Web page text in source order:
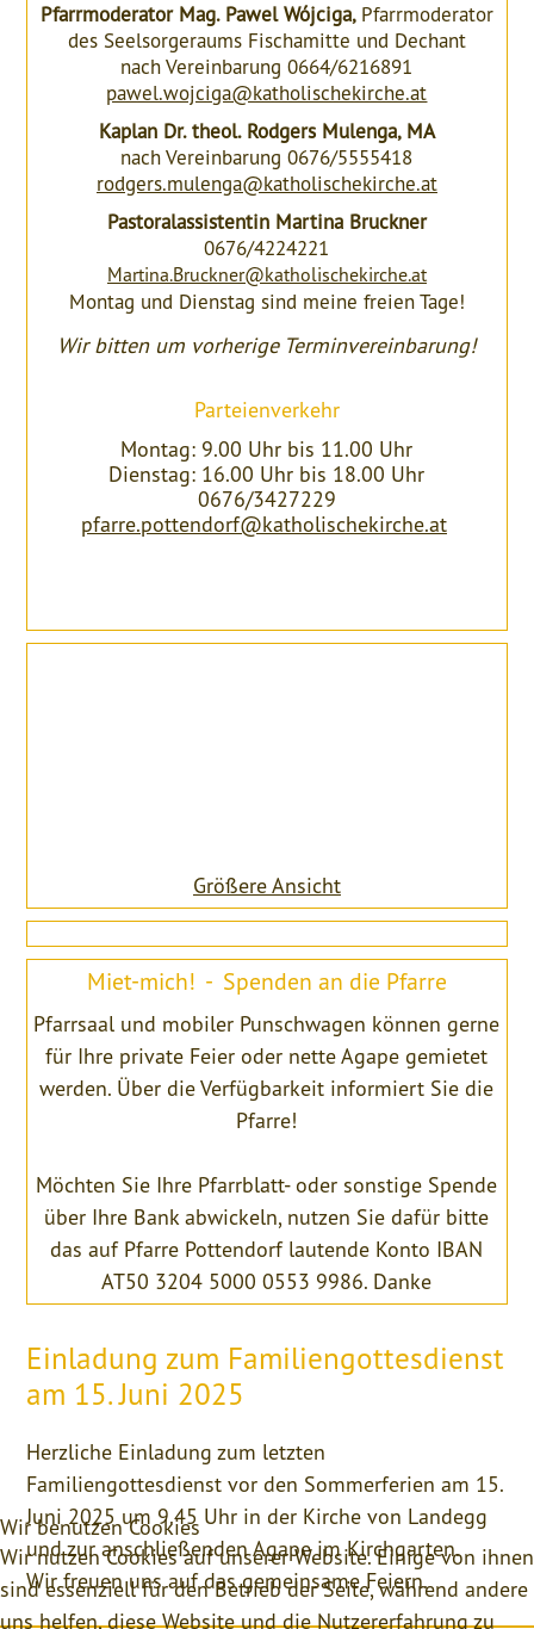
Pfarrmoderator Mag. Pawel Wójciga, Pfarrmoderator
des Seelsorgeraums Fischamitte und Dechant
nach Vereinbarung 0664/6216891
pawel.wojciga@katholischekirche.at
Kaplan Dr. theol. Rodgers Mulenga, MA
nach Vereinbarung 0676/5555418
rodgers.mulenga@katholischekirche.at
Pastoralassistentin Martina Bruckner
0676/4224221
Martina.Bruckner@katholischekirche.at
Montag und Dienstag sind meine freien Tage!
Wir bitten um vorherige Terminvereinbarung!
Parteienverkehr
Montag: 9.00 Uhr bis 11.00 Uhr
Dienstag: 16.00 Uhr bis 18.00 Uhr
0676/3427229
pfarre.pottendorf@katholischekirche.at
Größere Ansicht
Miet-mich! - Spenden an die Pfarre
Pfarrsaal und mobiler Punschwagen können gerne
für Ihre private Feier oder nette Agape gemietet
werden. Über die Verfügbarkeit informiert Sie die
Pfarre!
Möchten Sie Ihre Pfarrblatt- oder sonstige Spende
über Ihre Bank abwickeln, nutzen Sie dafür bitte
das auf Pfarre Pottendorf lautende Konto IBAN
AT50 3204 5000 0553 9986. Danke
Einladung zum Familiengottesdienst
am 15. Juni 2025
Herzliche Einladung zum letzten
Familiengottesdienst vor den Sommerferien am 15.
Juni 2025 um 9.45 Uhr in der Kirche von Landegg
und zur anschließenden Agape im Kirchgarten.
Wir freuen uns auf das gemeinsame Feiern.
Wir benutzen Cookies
Wir nutzen Cookies auf unserer Website. Einige von ihnen
sind essenziell für den Betrieb der Seite, während andere
uns helfen, diese Website und die Nutzererfahrung zu